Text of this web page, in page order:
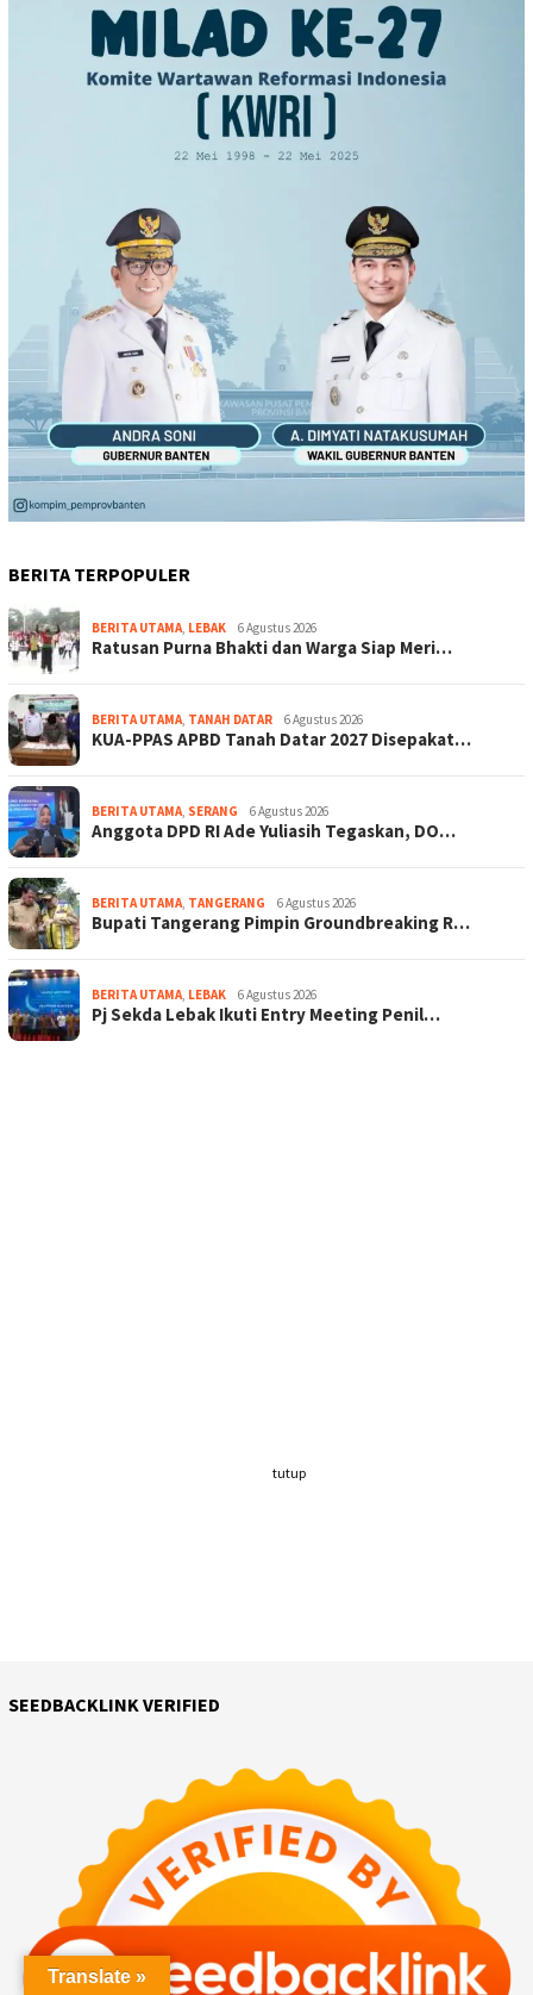
BERITA TERPOPULER
BERITA UTAMA, LEBAK 6 Agustus 2026
Ratusan Purna Bhakti dan Warga Siap Meri…
BERITA UTAMA, TANAH DATAR 6 Agustus 2026
KUA-PPAS APBD Tanah Datar 2027 Disepakat…
BERITA UTAMA, SERANG 6 Agustus 2026
Anggota DPD RI Ade Yuliasih Tegaskan, DO…
BERITA UTAMA, TANGERANG 6 Agustus 2026
Bupati Tangerang Pimpin Groundbreaking R…
BERITA UTAMA, LEBAK 6 Agustus 2026
Pj Sekda Lebak Ikuti Entry Meeting Penil…
SEEDBACKLINK VERIFIED
tutup
Translate »